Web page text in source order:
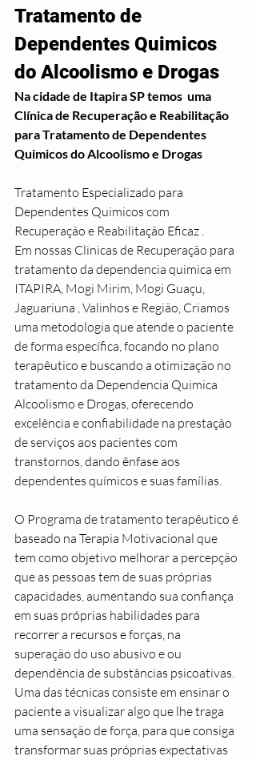
Tratamento de
Dependentes Quimicos
do Alcoolismo e Drogas
Na cidade de Itapira SP temos  uma
Clínica de Recuperação e Reabilitação
para Tratamento de Dependentes
Quimicos do Alcoolismo e Drogas
Tratamento Especializado para
Dependentes Quimicos com
Recuperação e Reabilitação Eficaz .
Em nossas Clinicas de Recuperação para
tratamento da dependencia quimica em
ITAPIRA, Mogi Mirim, Mogi Guaçu,
Jaguariuna , Valinhos e Região, Criamos
uma metodologia que atende o paciente
de forma específica, focando no plano
terapêutico e buscando a otimização no
tratamento da Dependencia Quimica
Alcoolismo e Drogas, oferecendo
excelência e confiabilidade na prestação
de serviços aos pacientes com
transtornos, dando ênfase aos
dependentes químicos e suas famílias.
O Programa de tratamento terapêutico é
baseado na Terapia Motivacional que
tem como objetivo melhorar a percepção
que as pessoas tem de suas próprias
capacidades, aumentando sua confiança
em suas próprias habilidades para
recorrer a recursos e forças, na
superação do uso abusivo e ou
dependência de substâncias psicoativas.
Uma das técnicas consiste em ensinar o
paciente a visualizar algo que lhe traga
uma sensação de força, para que consiga
transformar suas próprias expectativas